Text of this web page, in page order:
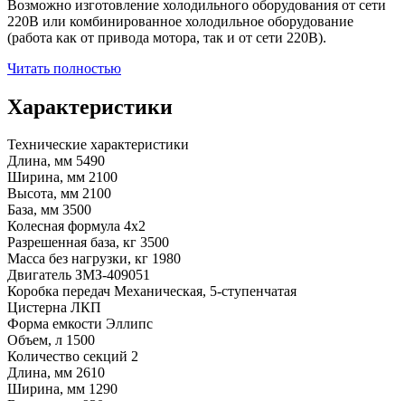
Возможно изготовление холодильного оборудования от сети
220В или комбинированное холодильное оборудование
(работа как от привода мотора, так и от сети 220В).
Читать полностью
Характеристики
Технические характеристики
Длина, мм 5490
Ширина, мм 2100
Высота, мм 2100
База, мм 3500
Колесная формула 4x2
Разрешенная база, кг 3500
Масса без нагрузки, кг 1980
Двигатель ЗМЗ-409051
Коробка передач Механическая, 5-ступенчатая
Цистерна ЛКП
Форма емкости Эллипс
Объем, л 1500
Количество секций 2
Длина, мм 2610
Ширина, мм 1290